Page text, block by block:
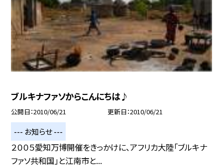
ブルキナファソからこんにちは♪
公開日 2010/06/21 更新日 2010/06/21
--- お知らせ ---
２００５愛知万博開催をきっかけに、アフリカ大陸「ブルキナ
ファソ共和国」と江南市と...